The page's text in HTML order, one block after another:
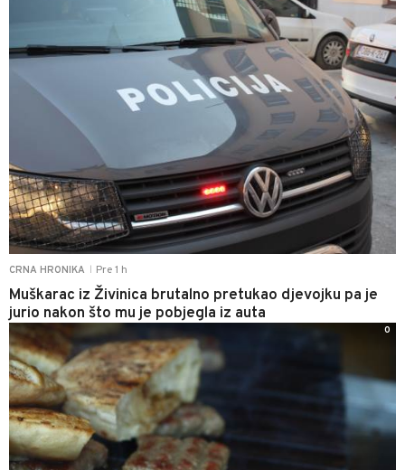
CRNA HRONIKA Pre 1 h
Muškarac iz Živinica brutalno pretukao djevojku pa je
jurio nakon što mu je pobjegla iz auta
0